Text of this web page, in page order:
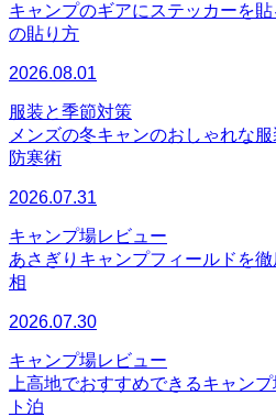
キャンプのギアにステッカーを
の貼り方
2026.08.01
服装と季節対策
メンズの冬キャンのおしゃれな
防寒術
2026.07.31
キャンプ場レビュー
あさぎりキャンプフィールドを
相
2026.07.30
キャンプ場レビュー
上高地でおすすめできるキャン
ト泊